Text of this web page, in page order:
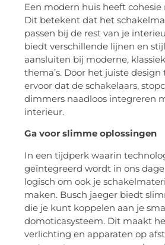
Een modern huis heeft
Dit betekent dat het
passen bij de rest van je
biedt verschillende lijnen en
aansluiten bij moderne,
thema’s. Door het juiste design
ervoor dat de schakelaars,
dimmers naadloos integreren
interieur.
Ga voor slimme oplossingen
In een tijdperk waarin
geïntegreerd wordt in ons
logisch om ook je
maken. Busch jaeger biedt
die je kunt koppelen aan je
domoticasysteem. Dit maakt
verlichting en apparaten op